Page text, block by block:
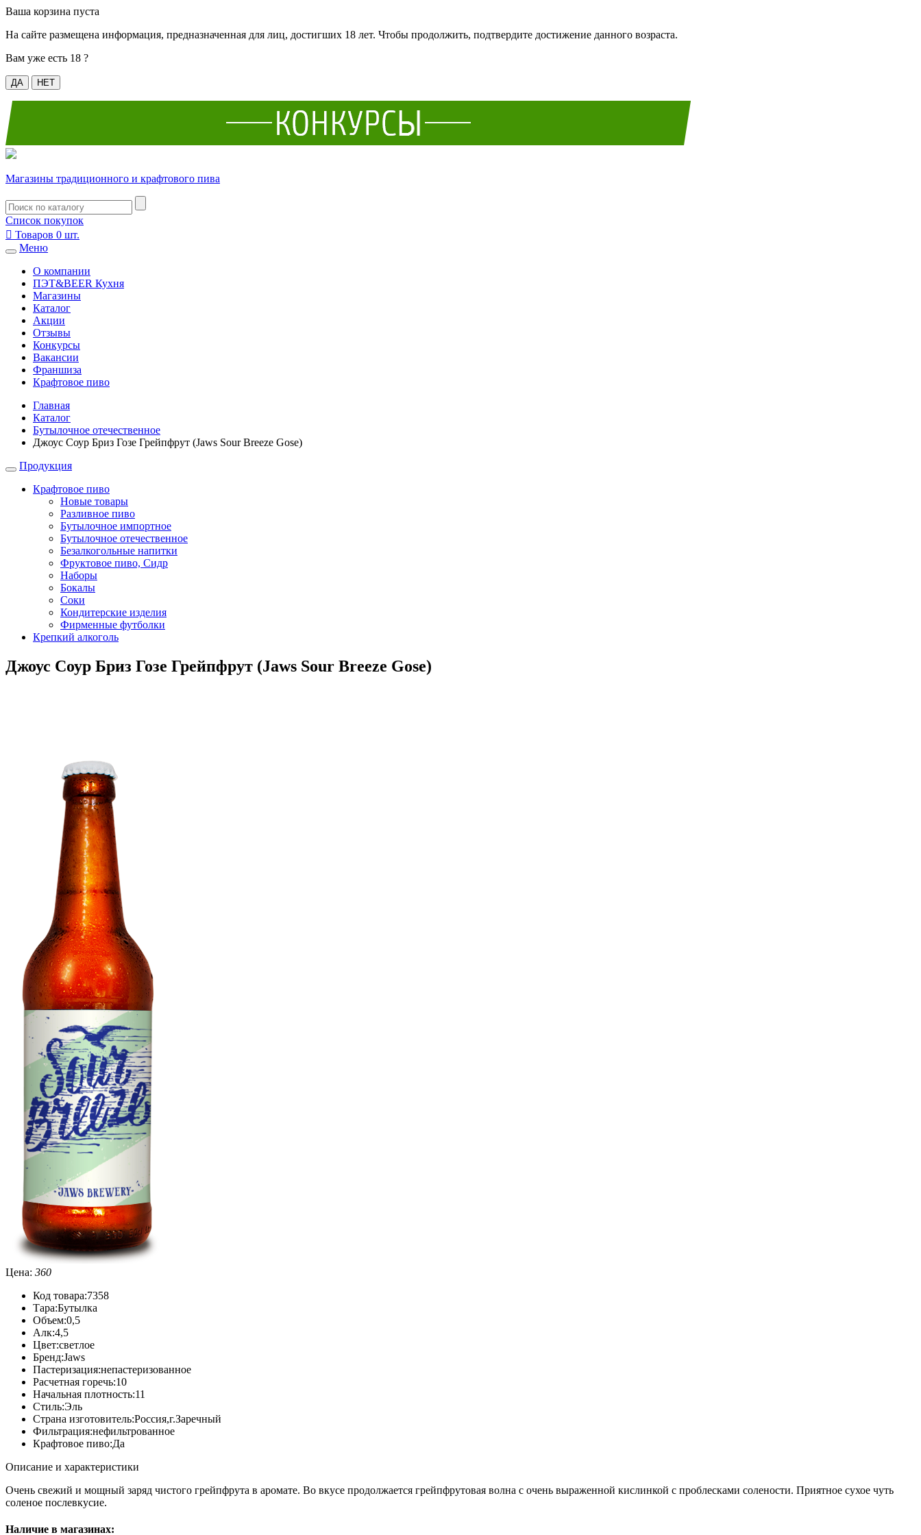
Ваша корзина пуста
На сайте размещена информация, предназначенная для лиц, достигших 18 лет. Чтобы продолжить, подтвердите достижение данного возраста.
Вам уже есть 18 ?
ДА НЕТ
Магазины традиционного и крафтового пива
Список покупок
 Товаров 0 шт.
Меню
О компании
ПЭТ&BEER Кухня
Магазины
Каталог
Акции
Отзывы
Конкурсы
Вакансии
Франшиза
Крафтовое пиво
Главная
Каталог
Бутылочное отечественное
Джоус Соур Бриз Гозе Грейпфрут (Jaws Sour Breeze Gose)
Продукция
Крафтовое пиво
Новые товары
Разливное пиво
Бутылочное импортное
Бутылочное отечественное
Безалкогольные напитки
Фруктовое пиво, Сидр
Наборы
Бокалы
Соки
Кондитерские изделия
Фирменные футболки
Крепкий алкоголь
Джоус Соур Бриз Гозе Грейпфрут (Jaws Sour Breeze Gose)
Цена: 360
Код товара:7358
Тара:Бутылка
Объем:0,5
Алк:4,5
Цвет:светлое
Бренд:Jaws
Пастеризация:непастеризованное
Расчетная горечь:10
Начальная плотность:11
Стиль:Эль
Страна изготовитель:Россия,г.Заречный
Фильтрация:нефильтрованное
Крафтовое пиво:Да
Описание и характеристики
Очень свежий и мощный заряд чистого грейпфрута в аромате. Во вкусе продолжается грейпфрутовая волна с очень выраженной кислинкой с проблесками солености. Приятное сухое чуть
соленое послевкусие.
Наличие в магазинах: